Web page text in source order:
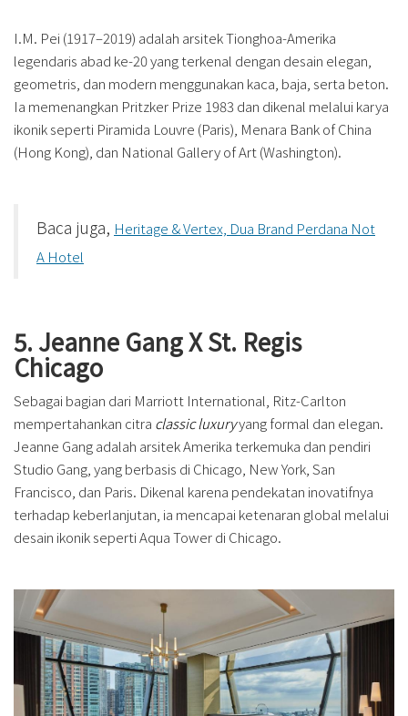
I.M. Pei (1917–2019) adalah arsitek Tionghoa-Amerika
legendaris abad ke-20 yang terkenal dengan desain elegan,
geometris, dan modern menggunakan kaca, baja, serta beton.
Ia memenangkan Pritzker Prize 1983 dan dikenal melalui karya
ikonik seperti Piramida Louvre (Paris), Menara Bank of China
(Hong Kong), dan National Gallery of Art (Washington).
Baca juga, Heritage & Vertex, Dua Brand Perdana Not
A Hotel
5. Jeanne Gang X St. Regis
Chicago
Sebagai bagian dari Marriott International, Ritz-Carlton
mempertahankan citra classic luxuryyang formal dan elegan.
Jeanne Gang adalah arsitek Amerika terkemuka dan pendiri
Studio Gang, yang berbasis di Chicago, New York, San
Francisco, dan Paris. Dikenal karena pendekatan inovatifnya
terhadap keberlanjutan, ia mencapai ketenaran global melalui
desain ikonik seperti Aqua Tower di Chicago.